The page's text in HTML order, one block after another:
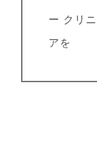
ー クリ
アを